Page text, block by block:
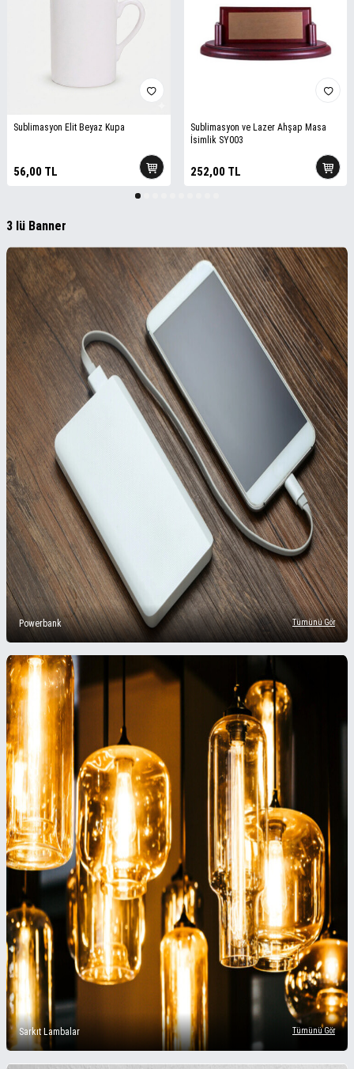
ELEKTRONİK ÜRÜNLERİNDE
%25 İNDİRİM
Sublimasyon Elit Beyaz Kupa
56,00 TL
Sublimasyon ve Lazer Ahşap Masa
İsimlik SY003
252,00TL
3 lü Banner
Powerbank Tümünü Gör
Sarkıt Lambalar Tümünü Gör